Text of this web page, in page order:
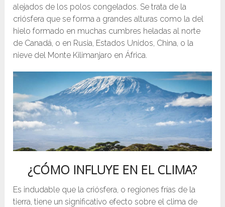
alejados de los polos congelados. Se trata de la
criósfera que se forma a grandes alturas como la del
hielo formado en muchas cumbres heladas al norte
de Canadá, o en Rusia, Estados Unidos, China, o la
nieve del Monte Kilimanjaro en África.
¿CÓMO INFLUYE EN EL CLIMA?
Es indudable que la criósfera, o regiones frías de la
tierra, tiene un significativo efecto sobre el clima de